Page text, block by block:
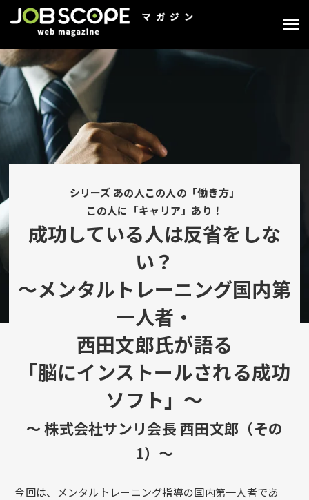
シリーズ あの人この人の「働き方」
この人に「キャリア」あり！
成功している人は反省をしな
い？
～メンタルトレーニング国内第
一人者・
西田文郎氏が語る
「脳にインストールされる成功
ソフト」～
～ 株式会社サンリ会長 西田文郎（その
1）～
今回は、メンタルトレーニング指導の国内第一人者であ